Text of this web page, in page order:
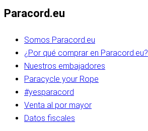
Paracord.eu
Somos Paracord.eu
¿Por qué comprar en Paracord.eu?
Nuestros embajadores
Paracycle your Rope
#yesparacord
Venta al por mayor
Datos fiscales